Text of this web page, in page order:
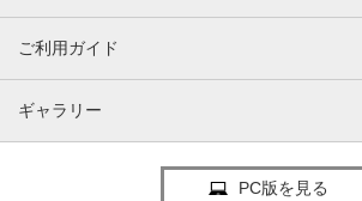
ご利用ガイド
ギャラリー
PC版を見る